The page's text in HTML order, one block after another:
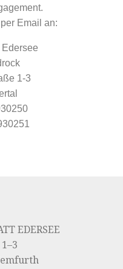
Email an:
1-3
EDERSEE